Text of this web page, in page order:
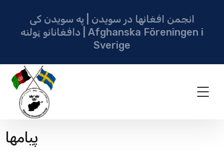
انجمن افغانها در سویدن | په سویدن کی
دافغانانو ټولنه | Afghanska Föreningen i
Sverige
پيامها